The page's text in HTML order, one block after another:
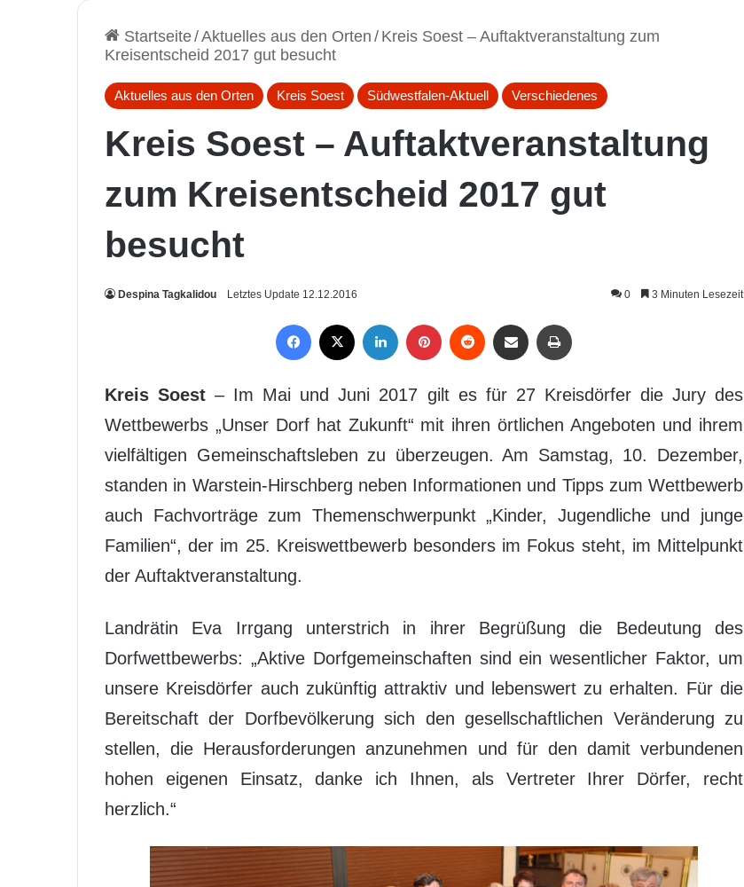
Startseite/Aktuelles aus den Orten / Kreis Soest – Auftaktveranstaltung zum
Kreisentscheid 2017 gut besucht
Aktuelles aus den Orten Kreis Soest Südwestfalen-Aktuell Verschiedenes
Kreis Soest – Auftaktveranstaltung
zum Kreisentscheid 2017 gut
besucht
Despina Tagkalidou Letztes Update 12.12.2016 0 3 Minuten Lesezeit
Kreis Soest – Im Mai und Juni 2017 gilt es für 27 Kreisdörfer die Jury des
Wettbewerbs „Unser Dorf hat Zukunft“ mit ihren örtlichen Angeboten und ihrem
vielfältigen Gemeinschaftsleben zu überzeugen. Am Samstag, 10. Dezember,
standen in Warstein-Hirschberg neben Informationen und Tipps zum Wettbewerb
auch Fachvorträge zum Themenschwerpunkt „Kinder, Jugendliche und junge
Familien“, der im 25. Kreiswettbewerb besonders im Fokus steht, im Mittelpunkt
der Auftaktveranstaltung.
Landrätin Eva Irrgang unterstrich in ihrer Begrüßung die Bedeutung des
Dorfwettbewerbs: „Aktive Dorfgemeinschaften sind ein wesentlicher Faktor, um
unsere Kreisdörfer auch zukünftig attraktiv und lebenswert zu erhalten. Für die
Bereitschaft der Dorfbevölkerung sich den gesellschaftlichen Veränderung zu
stellen, die Herausforderungen anzunehmen und für den damit verbundenen
hohen eigenen Einsatz, danke ich Ihnen, als Vertreter Ihrer Dörfer, recht
herzlich.“